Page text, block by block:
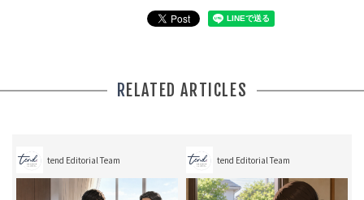
RELATED ARTICLES
tend Editorial Team tend Editorial Team